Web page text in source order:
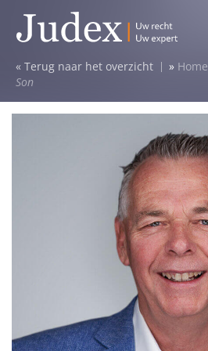
Terug naar het overzicht
» Home
Son